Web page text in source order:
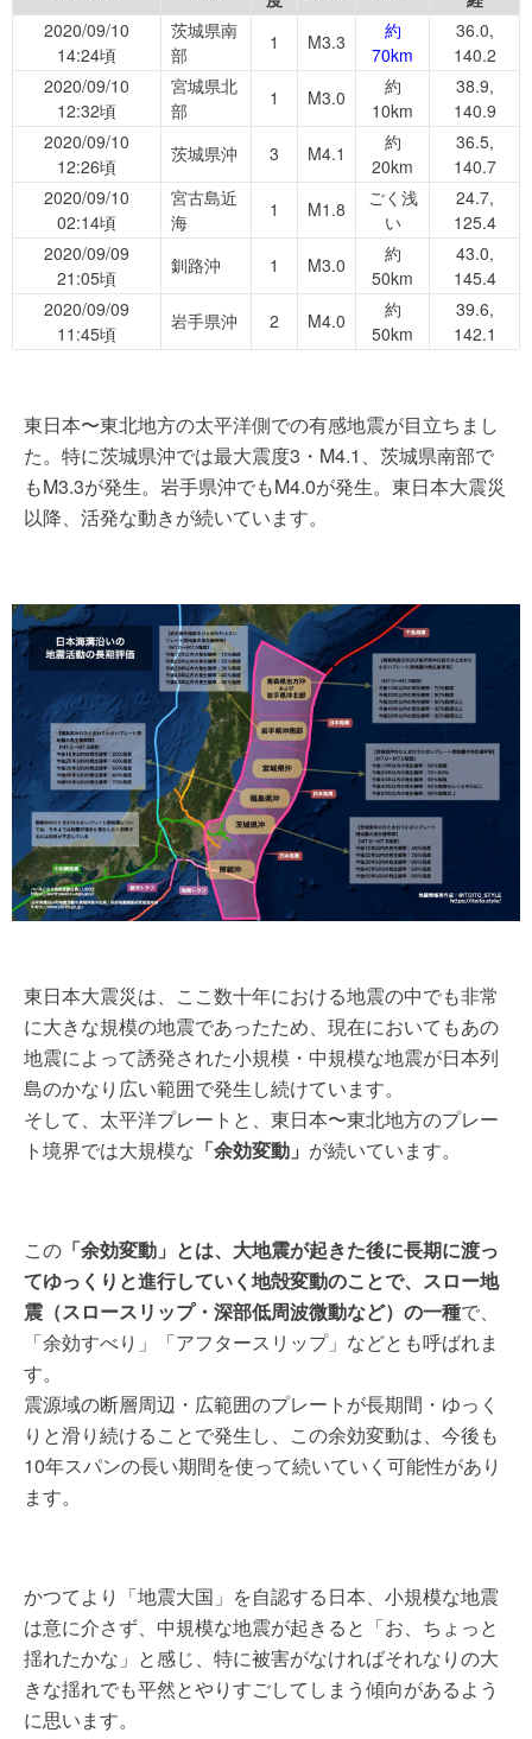
2020/09/10
14:24頃
茨城県南
部
1 M3.3
約
70km
36.0,
140.2
2020/09/10
12:32頃
宮城県北
部
1 M3.0
約
10km
38.9,
140.9
2020/09/10
12:26頃
茨城県沖 3 M4.1
約
20km
36.5,
140.7
2020/09/10
02:14頃
宮古島近
海
1 M1.8
ごく浅
い
24.7,
125.4
2020/09/09
21:05頃
釧路沖 1 M3.0
約
50km
43.0,
145.4
2020/09/09
11:45頃
岩手県沖 2 M4.0
約
50km
39.6,
142.1
東日本〜東北地方の太平洋側での有感地震が目立ちまし
た。特に茨城県沖では最大震度3・M4.1、茨城県南部で
もM3.3が発生。岩手県沖でもM4.0が発生。東日本大震災
以降、活発な動きが続いています。
東日本大震災は、ここ数十年における地震の中でも非常
に大きな規模の地震であったため、現在においてもあの
地震によって誘発された小規模・中規模な地震が日本列
島のかなり広い範囲で発生し続けています。
そして、太平洋プレートと、東日本〜東北地方のプレー
ト境界では大規模な 「余効変動」 が続いています。
この 「余効変動」とは、大地震が起きた後に長期に渡っ
てゆっくりと進行していく地殻変動のことで、スロー地
震（スロースリップ・深部低周波微動など）の一種で、
「余効すべり」「アフタースリップ」などとも呼ばれま
す。
震源域の断層周辺・広範囲のプレートが長期間・ゆっく
りと滑り続けることで発生し、この余効変動は、今後も
10年スパンの長い期間を使って続いていく可能性があり
ます。
かつてより「地震大国」を自認する日本、小規模な地震
は意に介さず、中規模な地震が起きると「お、ちょっと
揺れたかな」と感じ、特に被害がなければそれなりの大
きな揺れでも平然とやりすごしてしまう傾向があるよう
に思います。